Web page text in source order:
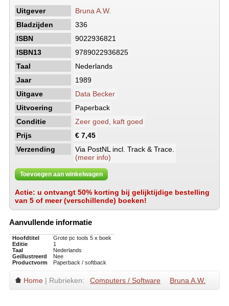
Uitgever
Bruna A.W.
Bladzijden
336
ISBN
9022936821
ISBN13
9789022936825
Taal
Nederlands
Jaar
1989
Uitgave
Data Becker
Uitvoering
Paperback
Conditie
Zeer goed, kaft goed
Prijs
€ 7,45
Verzending
Via PostNL incl. Track & Trace.
(meer info)
Toevoegen aan winkelwagen
Actie: u ontvangt 50% korting bij gelijktijdige bestelling
van 5 of meer (verschillende) boeken!
Aanvullende informatie
Hoofdtitel
Grote pc tools 5 x boek
Editie
1
Taal
Nederlands
Geillustreerd
Nee
Productvorm
Paperback / softback
Home | Rubrieken: Computers / Software Bruna A.W.